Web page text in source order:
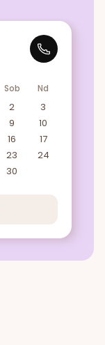
Sob Nd
2
3
9
10
16
17
23
24
30